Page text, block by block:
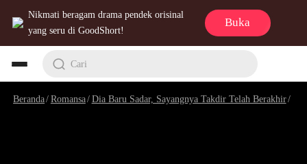
Nikmati beragam drama pendek orisinal
yang seru di GoodShort!
Buka
Cari
Beranda/Romansa/Dia Baru Sadar, Sayangnya Takdir Telah Berakhir/